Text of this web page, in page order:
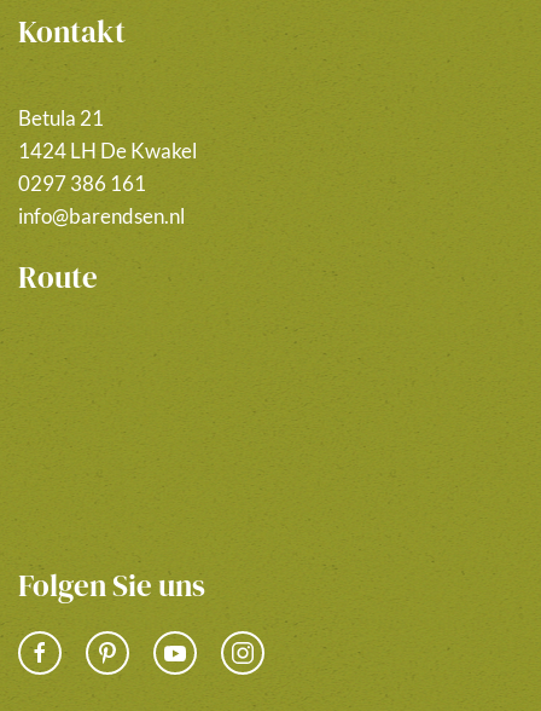
Kontakt
Betula 21
1424 LH De Kwakel
0297 386 161
info@barendsen.nl
Route
Folgen Sie uns